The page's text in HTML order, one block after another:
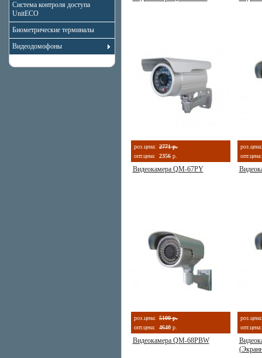
Система контроля доступа
UnitECO
Биометрические терминалы
Видеодомофоны
роз.цена: 2771 р.
опт.цена:
2356 р.
Видеокамера QM-67PY
роз.цена:
опт.цена:
роз.цена: 5100 р.
опт.цена:
4640 р.
Видеокамера QM-68PBW
роз.цена:
опт.цена: